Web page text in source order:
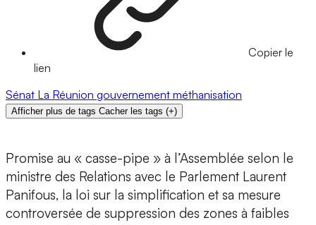
Copier le
lien
Sénat La Réunion gouvernement méthanisation
Afficher plus de tags Cacher les tags (+)
Promise au « casse-pipe » à l’Assemblée selon le
ministre des Relations avec le Parlement Laurent
Panifous, la loi sur la simplification et sa mesure
controversée de suppression des zones à faibles